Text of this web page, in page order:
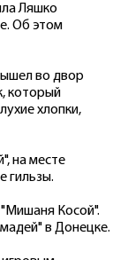
Ляшко
Об этом
во двор
который
хлопки,
на месте
гильзы.
Косой".
в Донецке.